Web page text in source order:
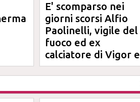
E' scomparso nei
giorni scorsi Alfio
Paolinelli, vigile del
fuoco ed ex
calciatore di Vigor e
Jesina